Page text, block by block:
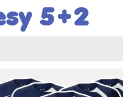
5+2